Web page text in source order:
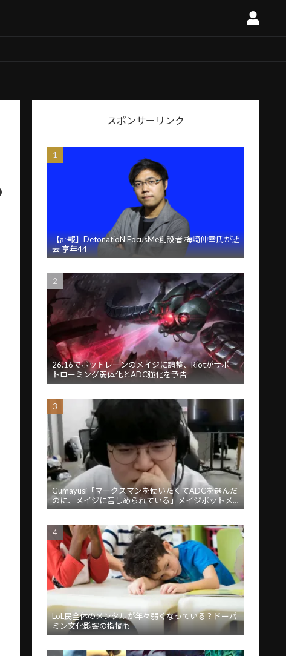
スポンサーリンク
【訃報】DetonatioN FocusMe創設者 梅崎伸幸氏が逝
去 享年44
26.16でボットレーンのメイジに調整、Riotがサポー
トローミング弱体化とADC強化を予告
Gumayusi「マークスマンを使いたくてADCを選んだ
のに、メイジに苦しめられている」メイジボットメ
タに苦言
LoL民全体のメンタルが年々弱くなっている？ドーパ
ミン文化影響の指摘も